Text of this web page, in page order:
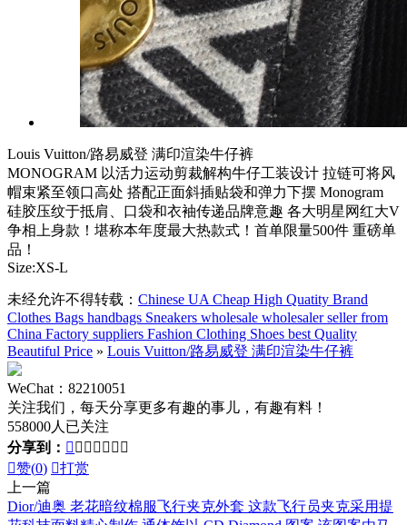
Louis Vuitton/路易威登 满印渲染牛仔裤
MONOGRAM 以活力运动剪裁解构牛仔工装设计 拉链可将风
帽束紧至领口高处 搭配正面斜插贴袋和弹力下摆 Monogram
硅胶压纹于抵肩、口袋和衣袖传递品牌意趣 各大明星网红大V
争相上身款！堪称本年度最大热款式！首单限量500件 重磅单
品！
Size:XS-L
未经允许不得转载： Chinese UA Cheap High Quatity Brand
Clothes Bags handbags Sneakers wholesale wholesaler seller from
China Factory suppliers Fashion Clothing Shoes best Quality
Beautiful Price » Louis Vuitton/路易威登 满印渲染牛仔裤
WeChat：82210051
关注我们，每天分享更多有趣的事儿，有趣有料！
558000人已关注
分享到：       
赞(0) 打赏
上一篇
Dior/迪奥 老花暗纹棉服飞行夹克外套 这款飞行员夹克采用提